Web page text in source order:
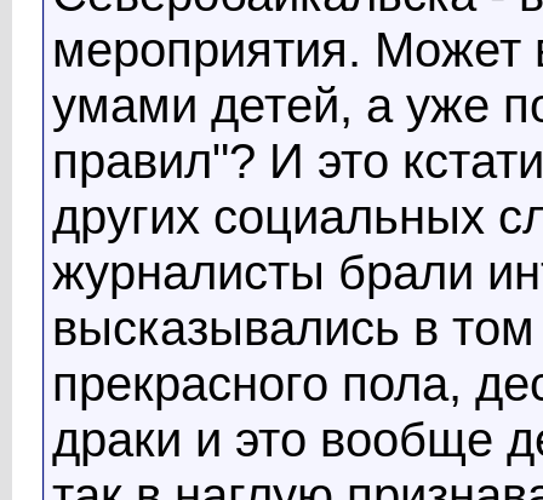
мероприятия. Может
умами детей, а уже
правил"? И это
других социальных
журналисты брали
высказывались в
прекрасного пола,
драки и это вообще